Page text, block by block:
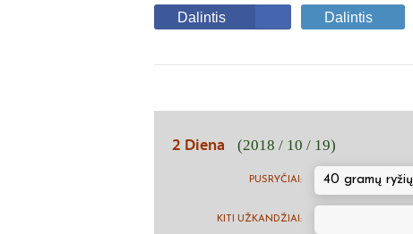
Dalintis Dalintis
2 Diena (2018 / 10 / 19)
PUSRYČIAI: 40 gramų ryžių
KITI UŽKANDŽIAI: